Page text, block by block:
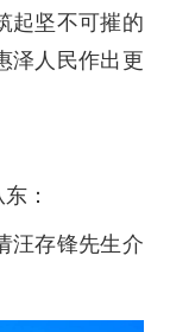
起坚不可摧的
泽人民作出更
：
汪存锋先生介